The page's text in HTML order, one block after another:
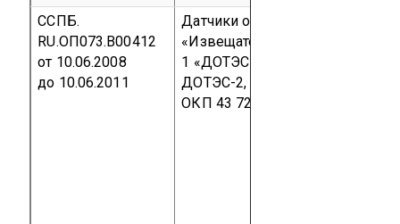
ССПБ.
RU.ОП073.В00412
от 10.06.2008
до 10.06.2011
Датчики обнаружения
«Извещатели пожарные
1 «ДОТЭС» ЖСКФ.405242.004
ДОТЭС-2, ДОТЭС-3, ДОТЭС-4»
ОКП 43 7291